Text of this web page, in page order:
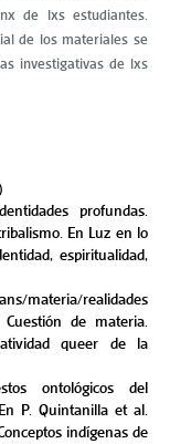
de lxs estudiantes.
de los materiales se
investigativas de lxs
profundas.
En Luz en lo
espiritualidad,
materia/realidades
de materia.
queer de la
ontológicos del
P. Quintanilla et al.
indígenas de